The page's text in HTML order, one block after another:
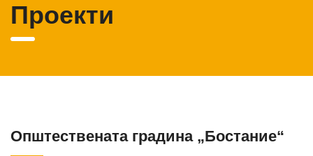
Проекти
Oпштествената градина „Бостание“